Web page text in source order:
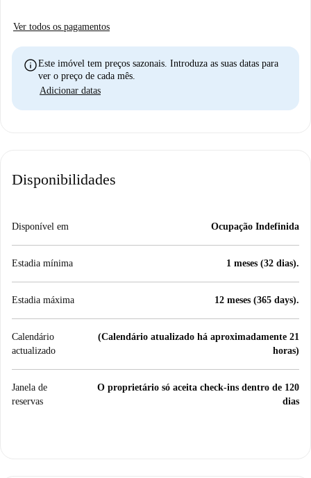
Ver todos os pagamentos
infoEste imóvel tem preços sazonais. Introduza as suas datas para
ver o preço de cada mês.
Adicionar datas
Disponibilidades
Disponível em Ocupação Indefinida
Estadia mínima 1 meses (32 dias).
Estadia máxima 12 meses (365 days).
Calendário
actualizado
(Calendário atualizado há aproximadamente 21
horas)
Janela de
reservas
O proprietário só aceita check-ins dentro de 120
dias